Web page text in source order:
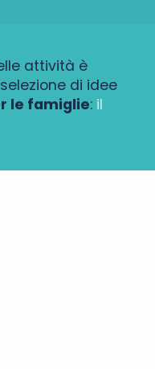
attività è
di idee
le famiglie: il